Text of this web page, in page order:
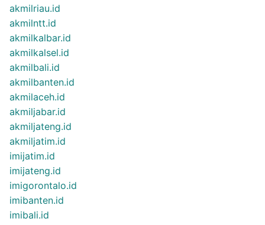
akmilriau.id
akmilntt.id
akmilkalbar.id
akmilkalsel.id
akmilbali.id
akmilbanten.id
akmilaceh.id
akmiljabar.id
akmiljateng.id
akmiljatim.id
imijatim.id
imijateng.id
imigorontalo.id
imibanten.id
imibali.id